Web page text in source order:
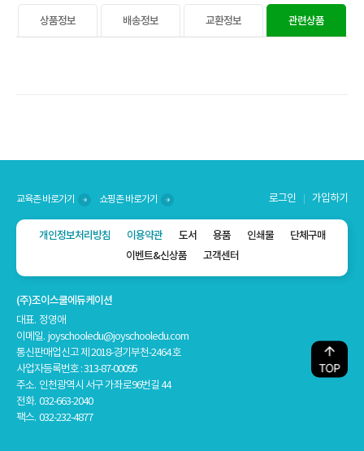
상품정보 배송정보 교환정보 관련상품
교육존 바로가기 쇼핑존 바로가기 로그인 가입하기
개인정보처리방침 이용약관 도서 용품 인쇄물
단체구매
이벤트&신상품
고객센터
(주)조이스쿨에듀케이션
대표. 정영애
이메일. joyschooledu@joyschooledu.com
통신판매업신고 제 2018-경기부천-2464 호
사업자등록번호 : 313-87-00095
주소. 인천광역시 서구 가좌로96번길 44
전화. 032-663-2040
팩스. 032-232-4877